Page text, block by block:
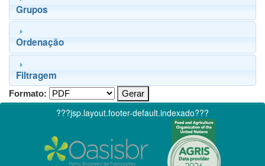
Grupos
Ordenação
Filtragem
Formato:
???jsp.layout.footer-default.indexado???